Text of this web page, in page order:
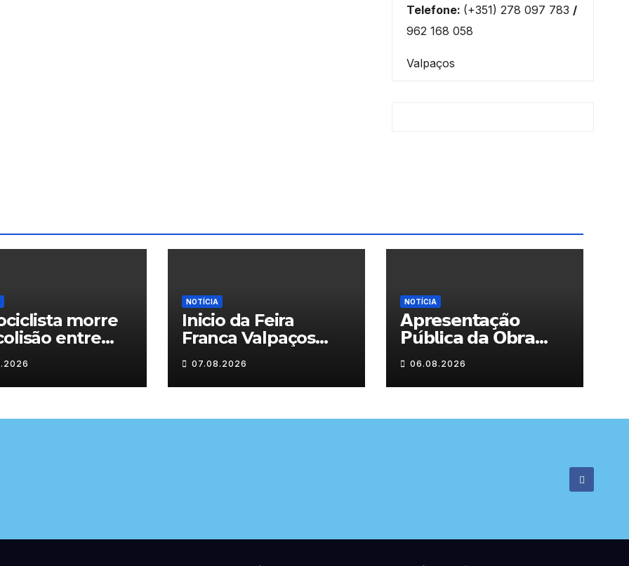
Telefone: (+351) 278 097 783 /
962 168 058
Valpaços
morre
entre
e duas
em Chaves
NOTÍCIA
Inicio da Feira
Franca Valpaços
2026
07.08.2026
NOTÍCIA
𝗔𝗽𝗿𝗲𝘀𝗲𝗻𝘁𝗮𝗰̧𝗮̃𝗼
𝗣𝘂́𝗯𝗹𝗶𝗰𝗮 𝗱𝗮 𝗢𝗯𝗿𝗮
“𝗣𝗿𝗼𝗰𝘂𝗿𝗼 𝗮
𝗙𝗲𝗹𝗶𝗰𝗶𝗱𝗮𝗱𝗲 𝗲 𝗲𝗹𝗮
𝗺𝗼𝗿𝗮 𝗰𝗼𝗺𝗶𝗴𝗼”
06.08.2026